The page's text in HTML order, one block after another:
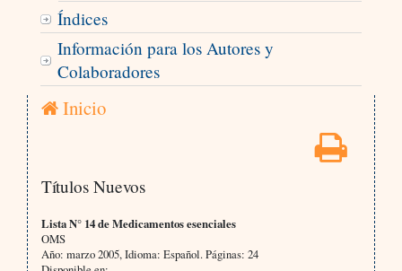
Índices
Información para los Autores y
Colaboradores
Inicio
Títulos Nuevos
Lista N° 14 de Medicamentos esenciales
OMS
Año: marzo 2005, Idioma: Español. Páginas: 24